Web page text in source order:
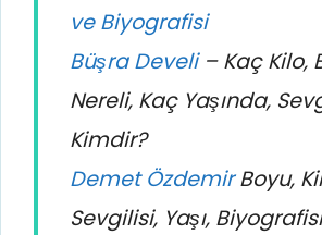
ve Biyografisi
Büşra Develi– Kaç Kilo,
Nereli, Kaç Yaşında,
Kimdir?
Demet ÖzdemirBoyu,
Sevgilisi, Yaşı, Biyografisi